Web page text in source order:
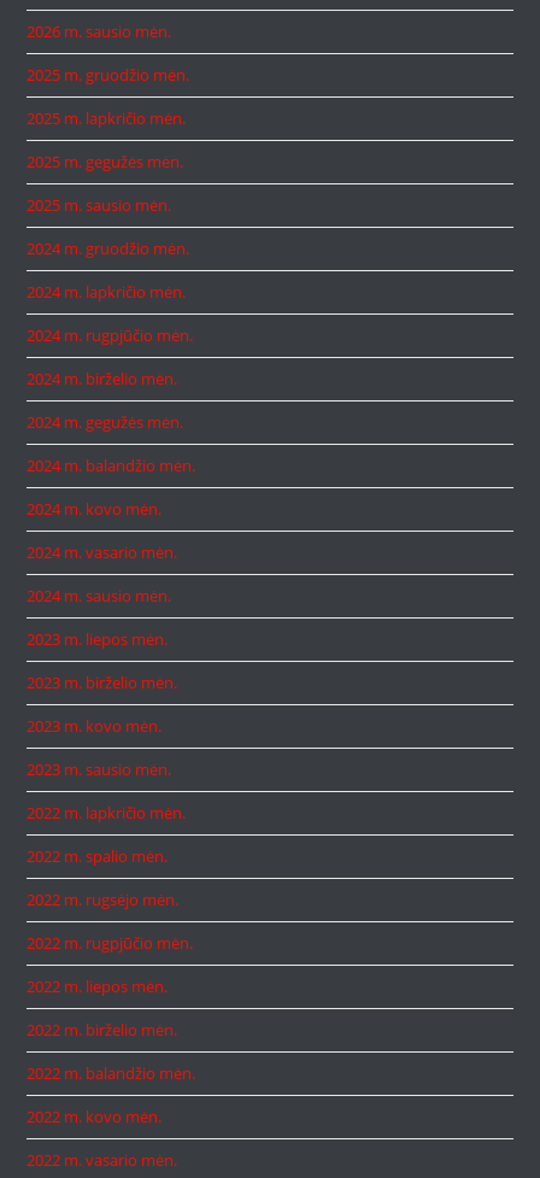
2026 m. sausio mėn.
2025 m. gruodžio mėn.
2025 m. lapkričio mėn.
2025 m. gegužės mėn.
2025 m. sausio mėn.
2024 m. gruodžio mėn.
2024 m. lapkričio mėn.
2024 m. rugpjūčio mėn.
2024 m. birželio mėn.
2024 m. gegužės mėn.
2024 m. balandžio mėn.
2024 m. kovo mėn.
2024 m. vasario mėn.
2024 m. sausio mėn.
2023 m. liepos mėn.
2023 m. birželio mėn.
2023 m. kovo mėn.
2023 m. sausio mėn.
2022 m. lapkričio mėn.
2022 m. spalio mėn.
2022 m. rugsėjo mėn.
2022 m. rugpjūčio mėn.
2022 m. liepos mėn.
2022 m. birželio mėn.
2022 m. balandžio mėn.
2022 m. kovo mėn.
2022 m. vasario mėn.